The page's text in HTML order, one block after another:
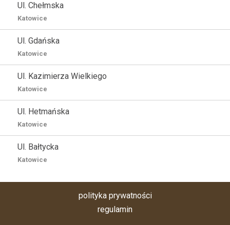
Ul. Chełmska
Katowice
Ul. Gdańska
Katowice
Ul. Kazimierza Wielkiego
Katowice
Ul. Hetmańska
Katowice
Ul. Bałtycka
Katowice
polityka prywatności
regulamin